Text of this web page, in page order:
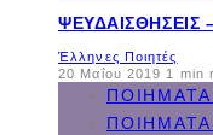
ΨΕΥΔΑΙΣΘΉΣΕΙΣ
Έλληνες Ποιητές
20 Μαΐου 2019 1 min
ΠΟΙΉΜΑΤΑ